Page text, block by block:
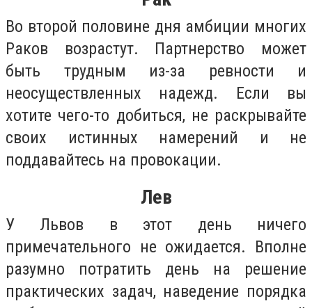
Во второй половине дня амбиции многих
Раков возрастут. Партнерство может
быть трудным из-за ревности и
неосуществленных надежд. Если вы
хотите чего-то добиться, не раскрывайте
своих истинных намерений и не
поддавайтесь на провокации.
Лев
У Львов в этот день ничего
примечательного не ожидается. Вполне
разумно потратить день на решение
практических задач, наведение порядка